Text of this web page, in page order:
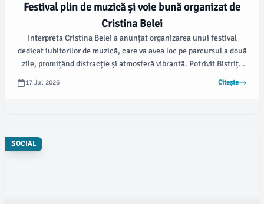
Festival plin de muzică și voie bună organizat de
Cristina Belei
Interpreta Cristina Belei a anunțat organizarea unui festival
dedicat iubitorilor de muzică, care va avea loc pe parcursul a două
zile, promițând distracție și atmosferă vibrantă. Potrivit Bistrița
FM, aceasta își dorește ca evenimentul să devină o tradiție locală.
17 Jul 2026 Citește
SOCIAL